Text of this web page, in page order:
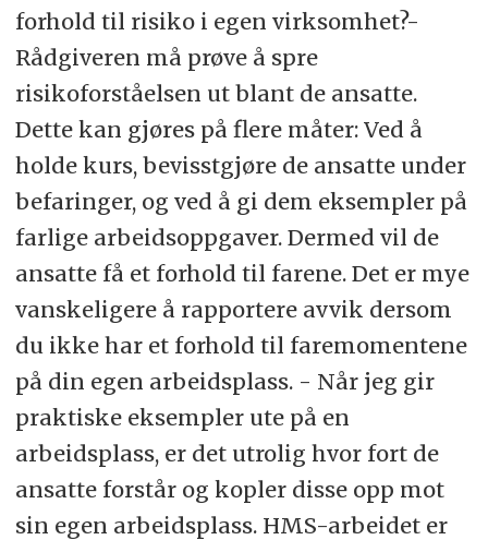
forhold til risiko i egen virksomhet?-
Rådgiveren må prøve å spre
risikoforståelsen ut blant de ansatte.
Dette kan gjøres på flere måter: Ved å
holde kurs, bevisstgjøre de ansatte under
befaringer, og ved å gi dem eksempler på
farlige arbeidsoppgaver. Dermed vil de
ansatte få et forhold til farene. Det er mye
vanskeligere å rapportere avvik dersom
du ikke har et forhold til faremomentene
på din egen arbeidsplass. - Når jeg gir
praktiske eksempler ute på en
arbeidsplass, er det utrolig hvor fort de
ansatte forstår og kopler disse opp mot
sin egen arbeidsplass. HMS-arbeidet er